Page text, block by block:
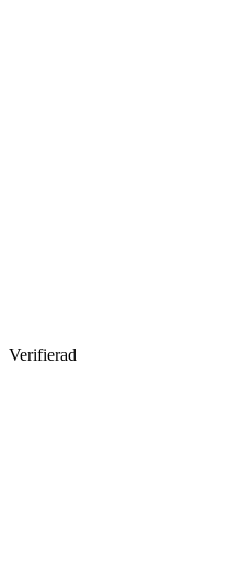
Verifierad